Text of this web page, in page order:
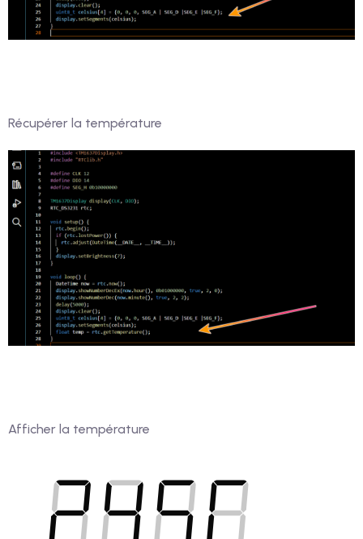
Récupérer la température
Afficher la température